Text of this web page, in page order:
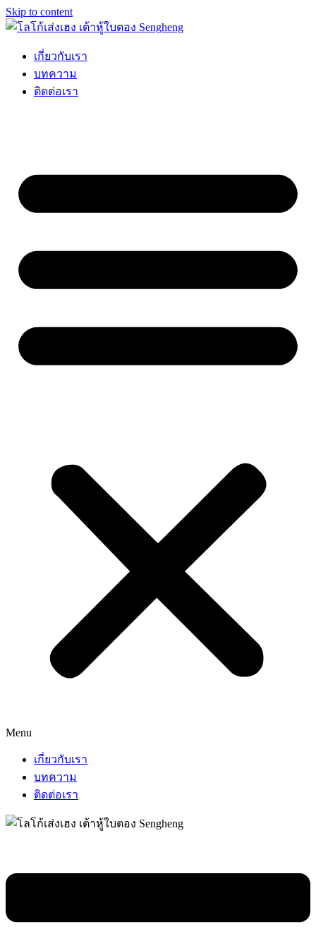
Skip to content
เกี่ยวกับเรา
บทความ
ติดต่อเรา
Menu
เกี่ยวกับเรา
บทความ
ติดต่อเรา